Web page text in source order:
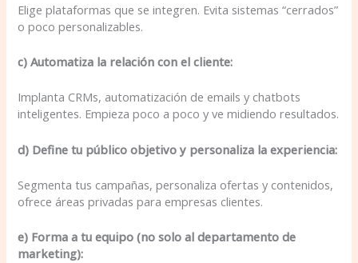
Elige plataformas que se integren. Evita sistemas “cerrados”
o poco personalizables.
c) Automatiza la relación con el cliente:
Implanta CRMs, automatización de emails y chatbots
inteligentes. Empieza poco a poco y ve midiendo resultados.
d) Define tu público objetivo y personaliza la experiencia:
Segmenta tus campañas, personaliza ofertas y contenidos,
ofrece áreas privadas para empresas clientes.
e) Forma a tu equipo (no solo al departamento de
marketing):